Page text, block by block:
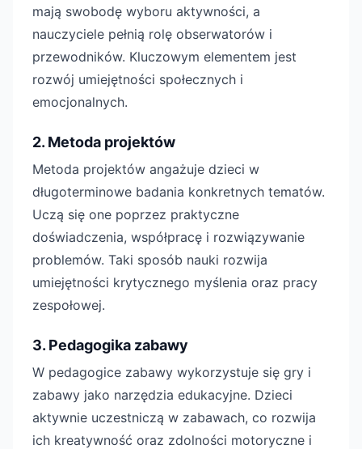
mają swobodę wyboru aktywności, a
nauczyciele pełnią rolę obserwatorów i
przewodników. Kluczowym elementem jest
rozwój umiejętności społecznych i
emocjonalnych.
2. Metoda projektów
Metoda projektów angażuje dzieci w
długoterminowe badania konkretnych tematów.
Uczą się one poprzez praktyczne
doświadczenia, współpracę i rozwiązywanie
problemów. Taki sposób nauki rozwija
umiejętności krytycznego myślenia oraz pracy
zespołowej.
3. Pedagogika zabawy
W pedagogice zabawy wykorzystuje się gry i
zabawy jako narzędzia edukacyjne. Dzieci
aktywnie uczestniczą w zabawach, co rozwija
ich kreatywność oraz zdolności motoryczne i